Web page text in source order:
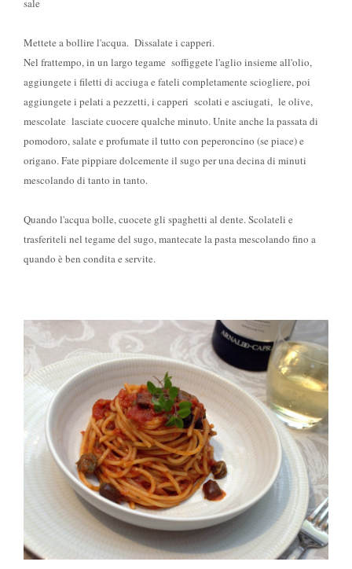
sale
Mettete a bollire l'acqua. Dissalate i capperi.
Nel frattempo, in un largo tegame soffiggete l'aglio insieme all'olio,
aggiungete i filetti di acciuga e fateli completamente sciogliere, poi
aggiungete i pelati a pezzetti, i capperi scolati e asciugati, le olive,
mescolate lasciate cuocere qualche minuto. Unite anche la passata di
pomodoro, salate e profumate il tutto con peperoncino (se piace) e
origano. Fate pippiare dolcemente il sugo per una decina di minuti
mescolando di tanto in tanto.
Quando l'acqua bolle, cuocete gli spaghetti al dente. Scolateli e
trasferiteli nel tegame del sugo, mantecate la pasta mescolando fino a
quando è ben condita e servite.